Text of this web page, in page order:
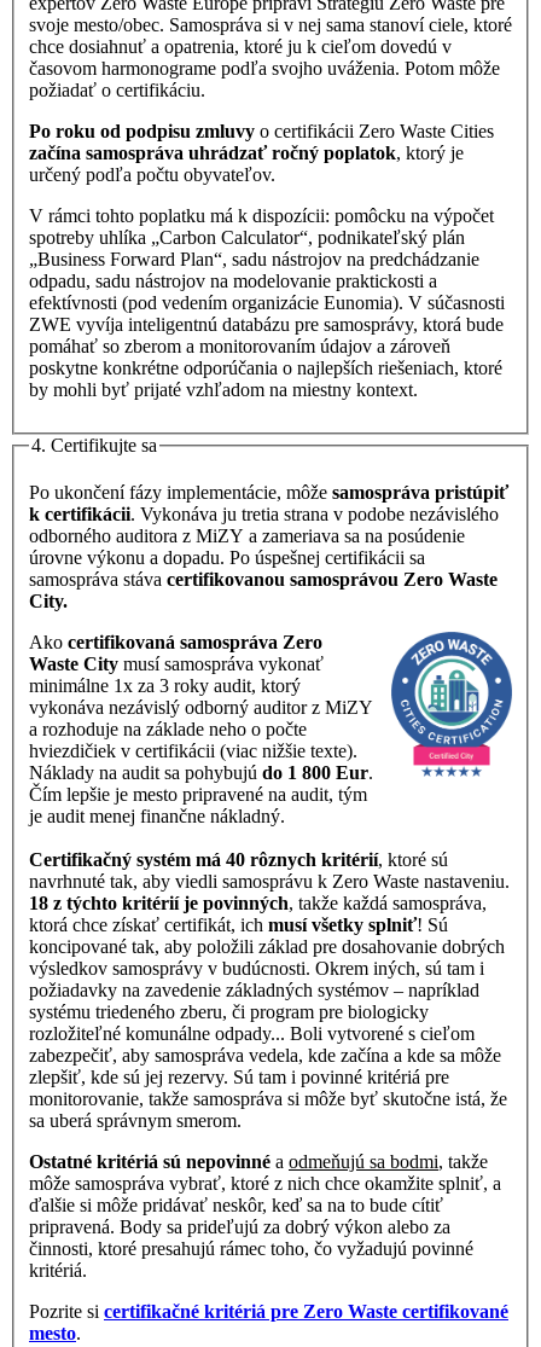
svoje mesto/obec. Samospráva si v nej sama stanoví ciele, ktoré
chce dosiahnuť a opatrenia, ktoré ju k cieľom dovedú v
časovom harmonograme podľa svojho uváženia. Potom môže
požiadať o certifikáciu.
Po roku od podpisu zmluvy o certifikácii Zero Waste Cities
začína samospráva uhrádzať ročný poplatok, ktorý je
určený podľa počtu obyvateľov.
V rámci tohto poplatku má k dispozícii: pomôcku na výpočet
spotreby uhlíka „Carbon Calculator“, podnikateľský plán
„Business Forward Plan“, sadu nástrojov na predchádzanie
odpadu, sadu nástrojov na modelovanie praktickosti a
efektívnosti (pod vedením organizácie Eunomia). V súčasnosti
ZWE vyvíja inteligentnú databázu pre samosprávy, ktorá bude
pomáhať so zberom a monitorovaním údajov a zároveň
poskytne konkrétne odporúčania o najlepších riešeniach, ktoré
by mohli byť prijaté vzhľadom na miestny kontext.
4. Certifikujte sa
Po ukončení fázy implementácie, môže samospráva pristúpiť
k certifikácii. Vykonáva ju tretia strana v podobe nezávislého
odborného auditora z MiZY a zameriava sa na posúdenie
úrovne výkonu a dopadu. Po úspešnej certifikácii sa
samospráva stáva certifikovanou samosprávou Zero Waste
City.
Ako certifikovaná samospráva Zero
Waste City musí samospráva vykonať
minimálne 1x za 3 roky audit, ktorý
vykonáva nezávislý odborný auditor z MiZY
a rozhoduje na základe neho o počte
hviezdičiek v certifikácii (viac nižšie texte).
Náklady na audit sa pohybujú do 1 800 Eur.
Čím lepšie je mesto pripravené na audit, tým
je audit menej finančne nákladný.
Certifikačný systém má 40 rôznych kritérií, ktoré sú
navrhnuté tak, aby viedli samosprávu k Zero Waste nastaveniu.
18 z týchto kritérií je povinných, takže každá samospráva,
ktorá chce získať certifikát, ich musí všetky splniť! Sú
koncipované tak, aby položili základ pre dosahovanie dobrých
výsledkov samosprávy v budúcnosti. Okrem iných, sú tam i
požiadavky na zavedenie základných systémov – napríklad
systému triedeného zberu, či program pre biologicky
rozložiteľné komunálne odpady... Boli vytvorené s cieľom
zabezpečiť, aby samospráva vedela, kde začína a kde sa môže
zlepšiť, kde sú jej rezervy. Sú tam i povinné kritériá pre
monitorovanie, takže samospráva si môže byť skutočne istá, že
sa uberá správnym smerom.
Ostatné kritériá sú nepovinné a odmeňujú sa bodmi, takže
môže samospráva vybrať, ktoré z nich chce okamžite splniť, a
ďalšie si môže pridávať neskôr, keď sa na to bude cítiť
pripravená. Body sa prideľujú za dobrý výkon alebo za
činnosti, ktoré presahujú rámec toho, čo vyžadujú povinné
kritériá.
Pozrite si certifikačné kritériá pre Zero Waste certifikované
mesto.